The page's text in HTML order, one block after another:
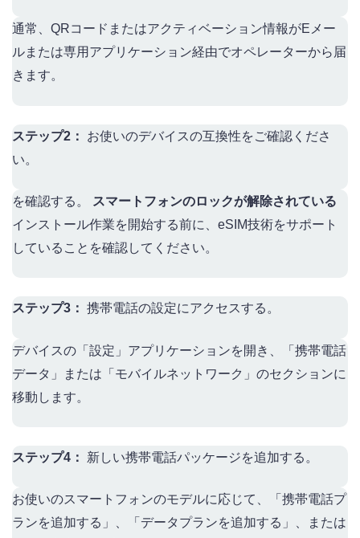
通常、QRコードまたはアクティベーション情報がEメー
ルまたは専用アプリケーション経由でオペレーターから届
きます。
ステップ2：
お使いのデバイスの互換性をご確認くださ
い。
を確認する。
スマートフォンのロックが解除されている
インストール作業を開始する前に、eSIM技術をサポート
していることを確認してください。
ステップ3： 携帯電話の設定にアクセスする。
デバイスの「設定」アプリケーションを開き、「携帯電話
データ」または「モバイルネットワーク」のセクションに
移動します。
ステップ4： 新しい携帯電話パッケージを追加する。
お使いのスマートフォンのモデルに応じて、「携帯電話プ
ランを追加する」、「データプランを追加する」、または